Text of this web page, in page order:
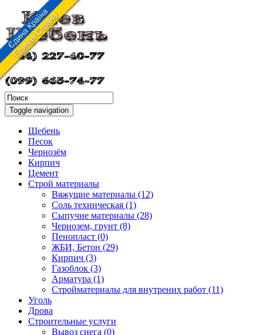
Toggle navigation
Щебень
Песок
Чернозём
Кирпич
Цемент
Строй материалы
Вяжущие материалы (12)
Соль техническая (1)
Сыпучие материалы (28)
Чернозем, грунт (8)
Пенопласт (0)
ЖБИ, Бетон (29)
Кирпич (3)
Газоблок (3)
Арматура (1)
Стройматериалы для внутрених работ (11)
Уголь
Дрова
Строительные услуги
Вывоз снега (0)